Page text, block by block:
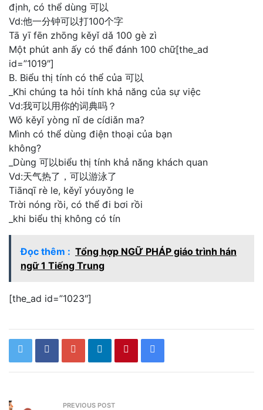
định, có thể dùng 可以
Vd:他一分钟可以打100个字
Tā yī fēn zhōng kěyǐ dǎ 100 gè zì
Một phút anh ấy có thể đánh 100 chữ[the_ad
id=”1019″]
B. Biểu thị tính có thể của 可以
_Khi chúng ta hỏi tính khả năng của sự việc
Vd:我可以用你的词典吗？
Wǒ kěyǐ yòng nǐ de cídiǎn ma?
Mình có thể dùng điện thoại của bạn
không?
_Dùng 可以biểu thị tính khả năng khách quan
Vd:天气热了，可以游泳了
Tiānqī rè le, kěyǐ yóuyǒng le
Trời nóng rồi, có thể đi bơi rồi
_khi biểu thị không có tín
Đọc thêm : Tổng hợp NGỮ PHÁP giáo trình hán
ngữ 1 Tiếng Trung
[the_ad id=”1023″]
PREVIOUS POST